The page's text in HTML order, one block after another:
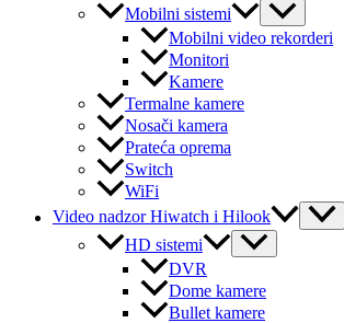
Mobilni sistemi
Menu
Toggle
Mobilni video rekorderi
Monitori
Kamere
Termalne kamere
Nosači kamera
Prateća oprema
Switch
WiFi
Video nadzor Hiwatch i Hilook
Menu
Toggle
HD sistemi
Menu
Toggle
DVR
Dome kamere
Bullet kamere